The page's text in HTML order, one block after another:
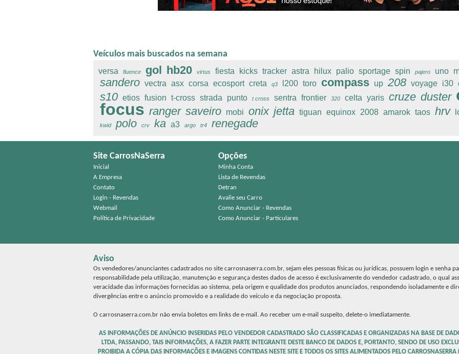
Veículos mais buscados na semana
versa fluence gol hb20 virtus fiesta kicks tracker astra hilux palio sportage spin pajero uno
sandero vectra asx corsa ecosport creta q3 l200 toro compass up 208 voyage i30
s10 etios fusion t-cross strada punto t cross sentra frontier 320 celta yaris cruze duster
focus ranger saveiro mobi onix jetta tiguan equinox 2008 amarok taos hrv
kwid polo crv ka a3 argo tr4 renegade
Site CarrosNaSerra
Inicial
A Empresa
Contato
Login - Revendas
Webmail
Política de Privacidade
Opções
Minha Conta
Lista de Revendas
Detran
Avalie seu Carro
Como Anunciar - Revendas
Como Anunciar - Particulares
Aviso
Os vendedores/anunciantes cadastrados no site carrosnaserra.com.br, sejam eles pessoas físicas ou jurídicas, possuem login e senha
responsabilidade pela utilização, manutenção e segurança destes dados de acesso é exclusivamente do vendedor cadastrado, o qual
veracidade das informações fornecidas ao sistema, pela origem e qualidade dos produtos anunciados, respondendo isoladamente e
divergências entre o anúncio promovido e a realidade do veículo e da negociação proposta.
O carrosnaserra.com.br não envia boletos em links de e-mail. Ao receber um e-mail suspeito, delete-o imediatamente.
AS INFORMAÇÕES DE ANÚNCIO INSERIDAS PELO VENDEDOR CADASTRADO SÃO CLASSIFICADAS E ORGANIZADAS NA BASE DE
LTDA, PASSANDO, TAIS INFORMAÇÕES, A FAZER PARTE INTEGRANTE DESTE BANCO DE DADOS E, PORTANTO, SENDO DE USO
PROIBIDA A CÓPIA DAS INFORMAÇÕES E IMAGENS CONTIDAS NESTE SITE E TODOS OS SITES ALIMENTADOS PELO